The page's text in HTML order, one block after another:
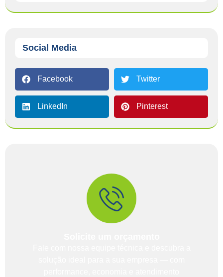
Social Media
Facebook Twitter
LinkedIn Pinterest